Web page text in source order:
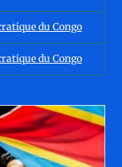
du Congo
du Congo